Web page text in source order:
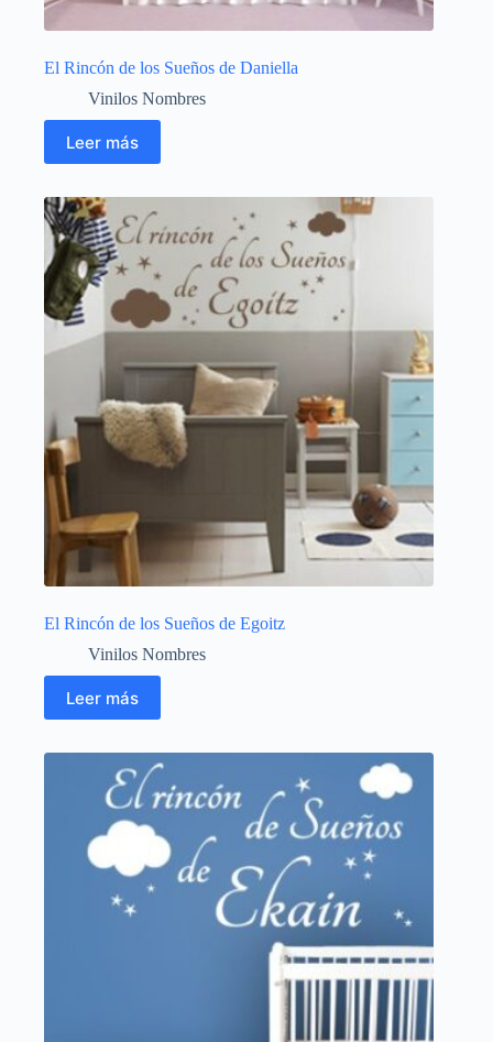
El Rincón de los Sueños de Daniella
Vinilos Nombres
Leer más
El Rincón de los Sueños de Egoitz
Vinilos Nombres
Leer más